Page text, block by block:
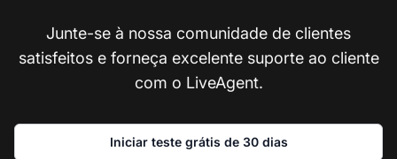
Junte-se à nossa comunidade de clientes
satisfeitos e forneça excelente suporte ao cliente
com o LiveAgent.
Iniciar teste grátis de 30 dias